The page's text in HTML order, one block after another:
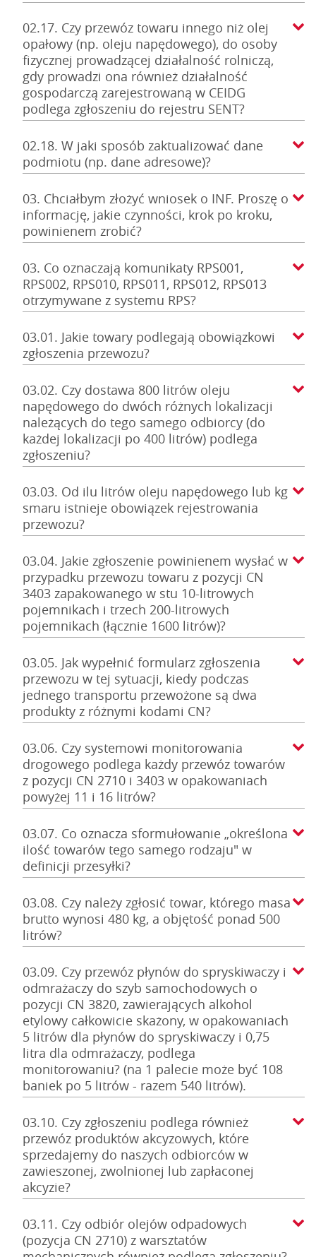
02.17. Czy przewóz towaru innego niż olej
opałowy (np. oleju napędowego), do osoby
fizycznej prowadzącej działalność rolniczą,
gdy prowadzi ona również działalność
gospodarczą zarejestrowaną w CEIDG
podlega zgłoszeniu do rejestru SENT?
02.18. W jaki sposób zaktualizować dane
podmiotu (np. dane adresowe)?
03. Chciałbym złożyć wniosek o INF. Proszę o
informację, jakie czynności, krok po kroku,
powinienem zrobić?
03. Co oznaczają komunikaty RPS001,
RPS002, RPS010, RPS011, RPS012, RPS013
otrzymywane z systemu RPS?
03.01. Jakie towary podlegają obowiązkowi
zgłoszenia przewozu?
03.02. Czy dostawa 800 litrów oleju
napędowego do dwóch różnych lokalizacji
należących do tego samego odbiorcy (do
każdej lokalizacji po 400 litrów) podlega
zgłoszeniu?
03.03. Od ilu litrów oleju napędowego lub kg
smaru istnieje obowiązek rejestrowania
przewozu?
03.04. Jakie zgłoszenie powinienem wysłać w
przypadku przewozu towaru z pozycji CN
3403 zapakowanego w stu 10-litrowych
pojemnikach i trzech 200-litrowych
pojemnikach (łącznie 1600 litrów)?
03.05. Jak wypełnić formularz zgłoszenia
przewozu w tej sytuacji, kiedy podczas
jednego transportu przewożone są dwa
produkty z różnymi kodami CN?
03.06. Czy systemowi monitorowania
drogowego podlega każdy przewóz towarów
z pozycji CN 2710 i 3403 w opakowaniach
powyżej 11 i 16 litrów?
03.07. Co oznacza sformułowanie „określona
ilość towarów tego samego rodzaju" w
definicji przesyłki?
03.08. Czy należy zgłosić towar, którego masa
brutto wynosi 480 kg, a objętość ponad 500
litrów?
03.09. Czy przewóz płynów do spryskiwaczy i
odmrażaczy do szyb samochodowych o
pozycji CN 3820, zawierających alkohol
etylowy całkowicie skażony, w opakowaniach
5 litrów dla płynów do spryskiwaczy i 0,75
litra dla odmrażaczy, podlega
monitorowaniu? (na 1 palecie może być 108
baniek po 5 litrów - razem 540 litrów).
03.10. Czy zgłoszeniu podlega również
przewóz produktów akcyzowych, które
sprzedajemy do naszych odbiorców w
zawieszonej, zwolnionej lub zapłaconej
akcyzie?
03.11. Czy odbiór olejów odpadowych
(pozycja CN 2710) z warsztatów